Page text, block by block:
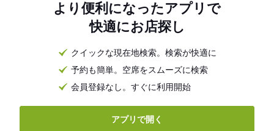
より便利になったアプリで
快適にお店探し
クイックな現在地検索。検索が快適に
予約も簡単。空席をスムーズに検索
会員登録なし。すぐに利用開始
アプリで開く